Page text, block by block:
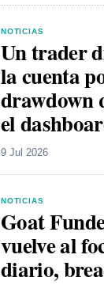
NOTICIAS
Un trader
la cuenta
drawdown
el
9 Jul 2026
NOTICIAS
Goat
vuelve al
diario,